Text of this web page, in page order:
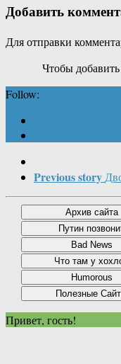
Добавить
Для отправки
Чтобы
Follow:
Previous story
Привет, гость!